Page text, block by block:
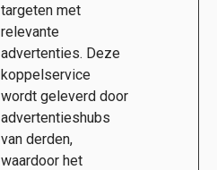
targeten met
relevante
advertenties. Deze
koppelservice
wordt geleverd door
advertentieshubs
van derden,
waardoor het